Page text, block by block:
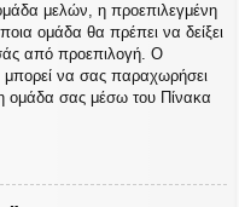
μελών, η προεπιλεγμένη
ομάδα θα πρέπει να δείξει
από προεπιλογή. Ο
μπορεί να σας παραχωρήσει
ομάδα σας μέσω του Πίνακα